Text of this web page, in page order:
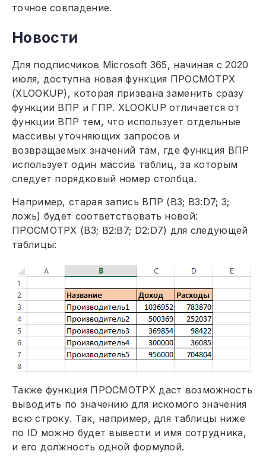
точное совпадение.
Новости
Для подписчиков Microsoft 365, начиная с 2020
июля, доступна новая функция ПРОСМОТРХ
(XLOOKUP), которая призвана заменить сразу
функции ВПР и ГПР. XLOOKUP отличается от
функции ВПР тем, что использует отдельные
массивы уточняющих запросов и
возвращаемых значений там, где функция ВПР
использует один массив таблиц, за которым
следует порядковый номер столбца.
Например, старая запись ВПР (В3; B3:D7; 3;
ложь) будет соответствовать новой:
ПРОСМОТРХ (В3; B2:B7; D2:D7) для следующей
таблицы:
Также функция ПРОСМОТРХ даст возможность
выводить по значению для искомого значения
всю строку. Так, например, для таблицы ниже
по ID можно будет вывести и имя сотрудника,
и его должность одной формулой.